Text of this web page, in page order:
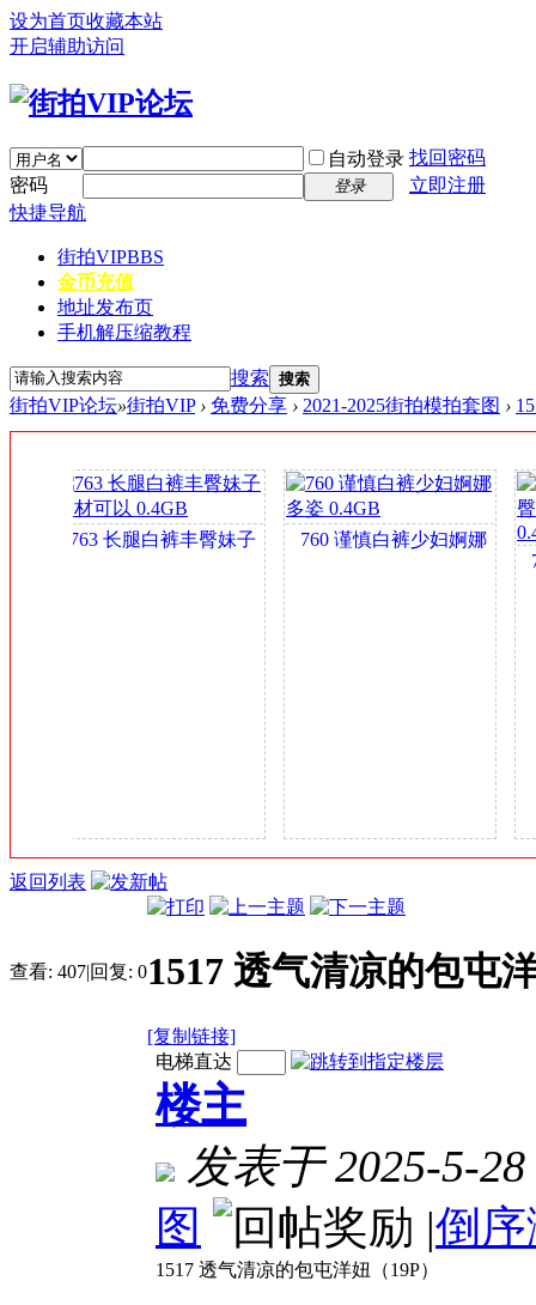
设为首页收藏本站
开启辅助访问
自动登录 找回密码
密码
登录
立即注册
快捷导航
街拍VIPBBS
金币充值
地址发布页
手机解压缩教程
搜索 搜索
街拍VIP论坛»街拍VIP › 免费分享 › 2021-2025街拍模拍套图 ›
763 长腿白裤丰臀妹子
760 谨慎白裤少妇婀娜
返回列表
查看: 407|回复: 01517 透气清凉的包屯
[复制链接]
电梯直达
楼主
发表于 2025-5-
图
|倒
1517 透气清凉的包屯洋妞（19P）